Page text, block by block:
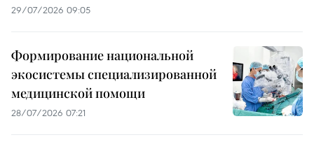
29/07/2026 09:05
Формирование национальной
экосистемы специализированной
медицинской помощи
28/07/2026 07:21